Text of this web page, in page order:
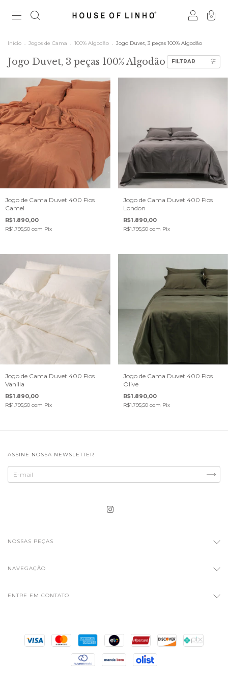
0
Início . Jogos de Cama . 100% Algodão . Jogo Duvet, 3 peças 100% Algodão
Jogo Duvet, 3 peças 100% Algodão FILTRAR
Jogo de Cama Duvet 400 Fios
Camel
R$1.890,00
R$1.795,50 com Pix
Jogo de Cama Duvet 400 Fios
London
R$1.890,00
R$1.795,50 com Pix
Jogo de Cama Duvet 400 Fios
Vanilla
R$1.890,00
R$1.795,50 com Pix
Jogo de Cama Duvet 400 Fios
Olive
R$1.890,00
R$1.795,50 com Pix
ASSINE NOSSA NEWSLETTER
NOSSAS PEÇAS
NAVEGAÇÃO
ENTRE EM CONTATO